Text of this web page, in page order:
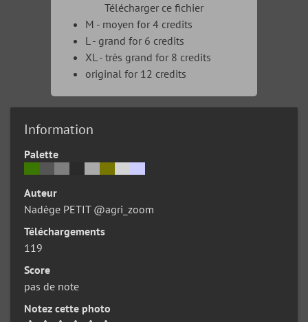
Télécharger ce fichier
M - moyen for 4 credits
L - grand for 6 credits
XL - très grand for 8 credits
original for 12 credits
Information
Palette
Auteur
Nadège PETIT @agri_zoom
Téléchargements
119
Score
pas de note
Notez cette photo